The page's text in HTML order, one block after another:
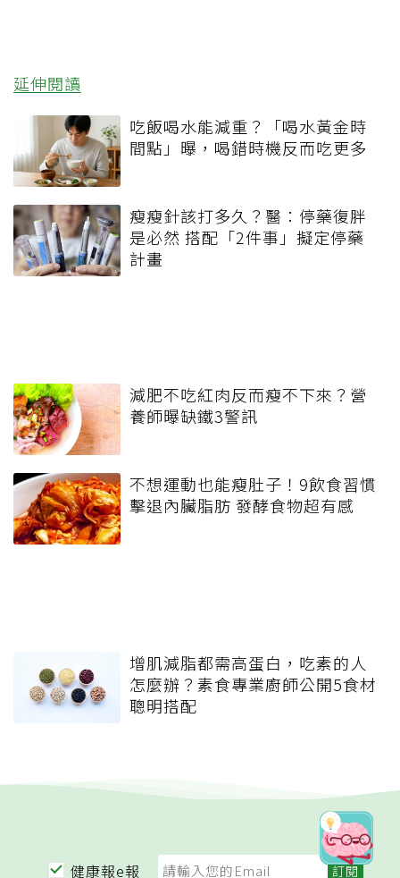
延伸閱讀
吃飯喝水能減重？「喝水黃金時
間點」曝，喝錯時機反而吃更多
瘦瘦針該打多久？醫：停藥復胖
是必然 搭配「2件事」擬定停藥
計畫
減肥不吃紅肉反而瘦不下來？營
養師曝缺鐵3警訊
不想運動也能瘦肚子！9飲食習慣
擊退內臟脂肪 發酵食物超有感
增肌減脂都需高蛋白，吃素的人
怎麼辦？素食專業廚師公開5食材
聰明搭配
健康報e報